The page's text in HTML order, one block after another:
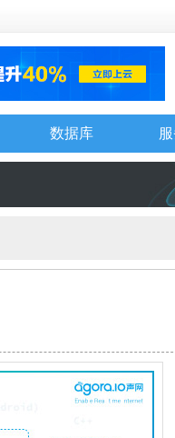
数据库